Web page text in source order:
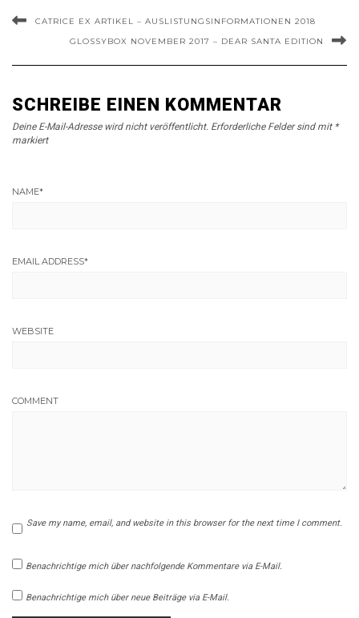
CATRICE EX ARTIKEL – AUSLISTUNGSINFORMATIONEN 2018
GLOSSYBOX NOVEMBER 2017 – DEAR SANTA EDITION
SCHREIBE EINEN KOMMENTAR
Deine E-Mail-Adresse wird nicht veröffentlicht. Erforderliche Felder sind mit *
markiert
NAME*
EMAIL ADDRESS*
WEBSITE
COMMENT
Save my name, email, and website in this browser for the next time I comment.
Benachrichtige mich über nachfolgende Kommentare via E-Mail.
Benachrichtige mich über neue Beiträge via E-Mail.